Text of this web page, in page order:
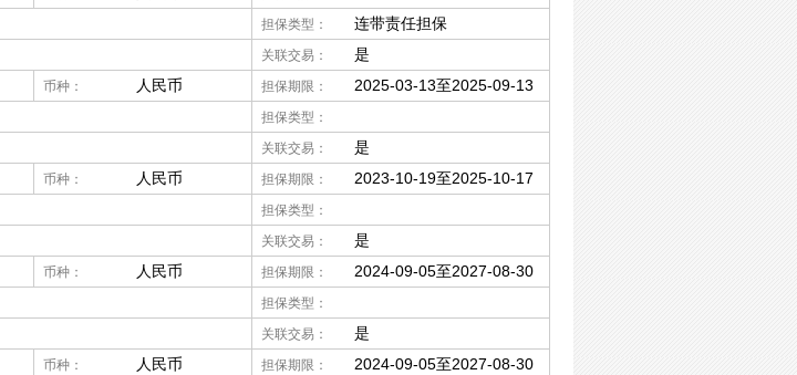
担保类型： 连带责任担保
关联交易： 是
币种： 人民币 担保期限： 2025-03-13至2025-09-13
担保类型：
关联交易： 是
币种： 人民币 担保期限： 2023-10-19至2025-10-17
担保类型：
关联交易： 是
币种： 人民币 担保期限： 2024-09-05至2027-08-30
担保类型：
关联交易： 是
币种： 人民币 担保期限： 2024-09-05至2027-08-30